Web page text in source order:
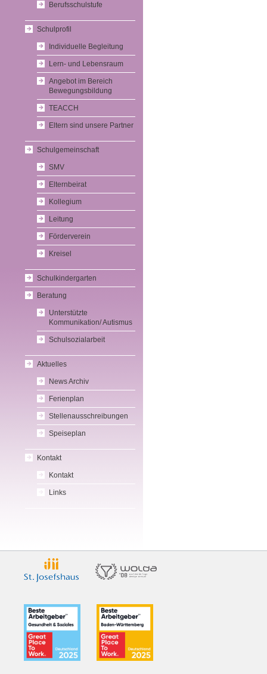
Berufsschulstufe
Schulprofil
Individuelle Begleitung
Lern- und Lebensraum
Angebot im Bereich
Bewegungsbildung
TEACCH
Eltern sind unsere Partner
Schulgemeinschaft
SMV
Elternbeirat
Kollegium
Leitung
Förderverein
Kreisel
Schulkindergarten
Beratung
Unterstützte
Kommunikation/ Autismus
Schulsozialarbeit
Aktuelles
News Archiv
Ferienplan
Stellenausschreibungen
Speiseplan
Kontakt
Kontakt
Links